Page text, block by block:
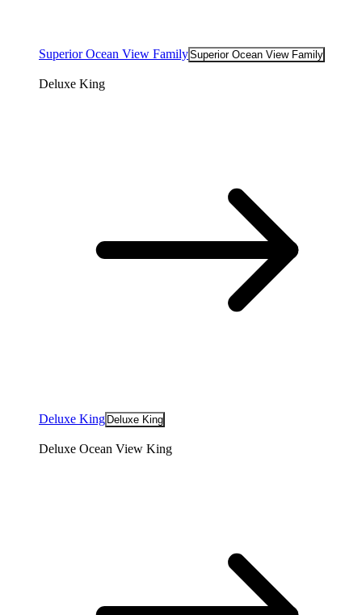
Superior Ocean View FamilySuperior Ocean View Family
Deluxe King
Deluxe King Deluxe King
Deluxe Ocean View King